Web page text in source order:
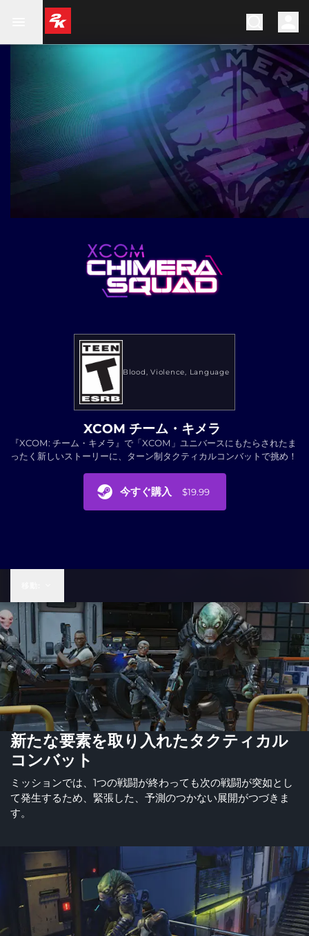
Blood Violence Language
XCOM チーム・キメラ
『XCOM: チーム・キメラ』で「XCOM」ユニバースにもたらされたま
ったく新しいストーリーに、ターン制タクティカルコンバットで挑め！
今すぐ購入 $19.99
新たな要素を取り入れたタクティカル
コンバット
ミッションでは、1つの戦闘が終わっても次の戦闘が突如とし
て発生するため、緊張した、予測のつかない展開がつづきま
す。